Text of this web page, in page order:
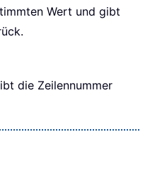
Wert und gibt
die Zeilennummer